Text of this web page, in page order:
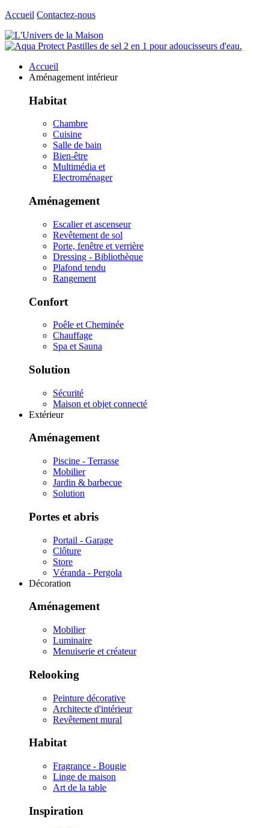
Accueil Contactez-nous
Accueil
Aménagement intérieur
Habitat
Chambre
Cuisine
Salle de bain
Bien-être
Multimédia et
Electroménager
Aménagement
Escalier et ascenseur
Revêtement de sol
Porte, fenêtre et verrière
Dressing - Bibliothèque
Plafond tendu
Rangement
Confort
Poêle et Cheminée
Chauffage
Spa et Sauna
Solution
Sécurité
Maison et objet connecté
Extérieur
Aménagement
Piscine - Terrasse
Mobilier
Jardin & barbecue
Solution
Portes et abris
Portail - Garage
Clôture
Store
Véranda - Pergola
Décoration
Aménagement
Mobilier
Luminaire
Menuiserie et créateur
Relooking
Peinture décorative
Architecte d'intérieur
Revêtement mural
Habitat
Fragrance - Bougie
Linge de maison
Art de la table
Inspiration